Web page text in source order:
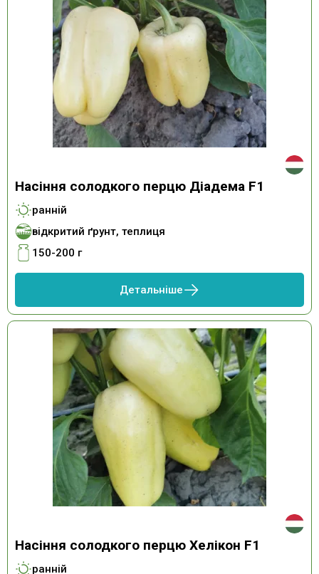
Насіння солодкого перцю Діадема F1
ранній
відкритий ґрунт, теплиця
150-200 г
Детальніше
Насіння солодкого перцю Хелікон F1
ранній